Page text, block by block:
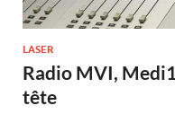
LASER
Radio MVI,
tête